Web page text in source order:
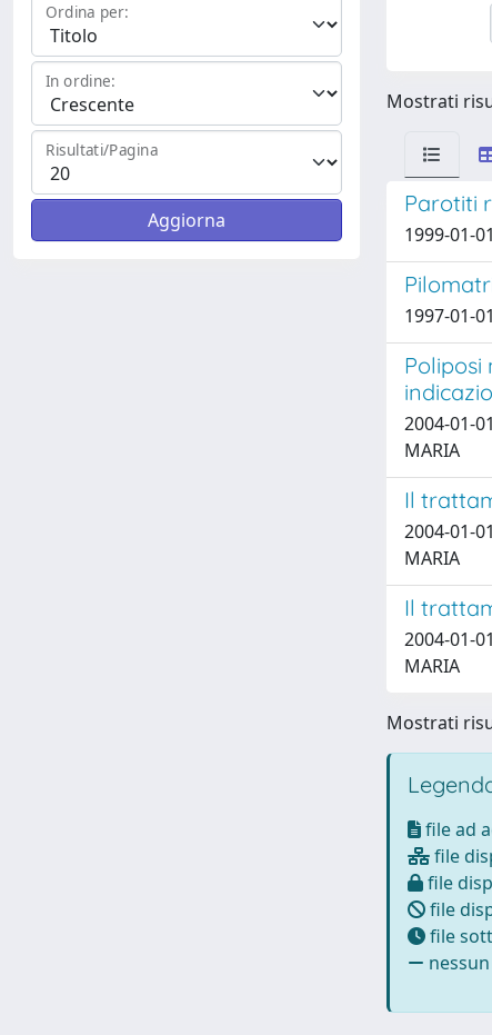
Ordina per:
In ordine:
Risultati/Pagina
Mostrati
Parotiti
1999-01-
1997-01-
Poliposi
2004-01-
MARIA
Il
2004-01-
MARIA
Il
2004-01-
MARIA
Mostrati
file ad
file
file
file
file